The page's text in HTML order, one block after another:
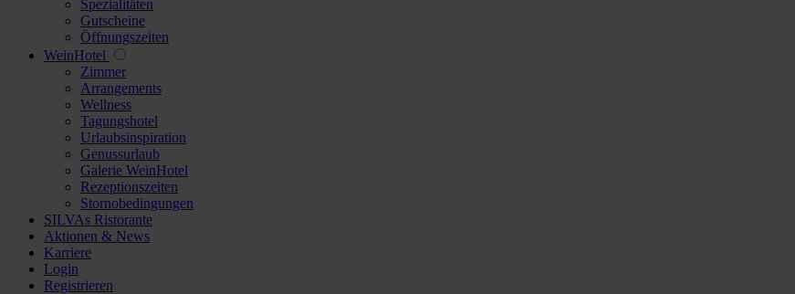
Spezialitäten
Gutscheine
Öffnungszeiten
WeinHotel
Zimmer
Arrangements
Wellness
Tagungshotel
Urlaubsinspiration
Genussurlaub
Galerie WeinHotel
Rezeptionszeiten
Stornobedingungen
SILVAs Ristorante
Aktionen & News
Karriere
Login
Registrieren